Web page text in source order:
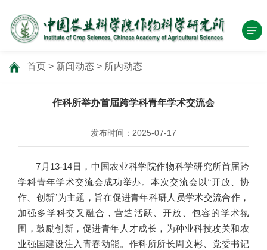
首页 > 新闻动态 > 所内动态
作科所举办首届跨学科青年学术交流会
发布时间：2025-07-17
7月13-14日，中国农业科学院作物科学研究所首届跨
学科青年学术交流会成功举办。本次交流会以“开放、协
作、创新”为主题，旨在促进青年科研人员学术交流合作，
加强多学科交叉融合，营造活跃、开放、包容的学术氛
围，鼓励创新，促进青年人才成长，为种业科技攻关和农
业强国建设注入青春动能。作科所所长周文彬、党委书记